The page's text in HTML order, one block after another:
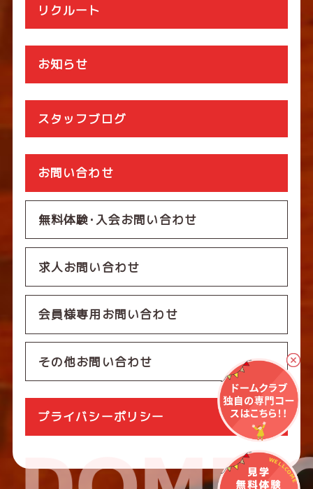
リクルート
お知らせ
スタッフブログ
お問い合わせ
無料体験･入会お問い合わせ
求人お問い合わせ
会員様専用お問い合わせ
その他お問い合わせ
プライバシーポリシー